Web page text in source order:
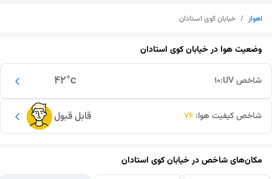
اهواز / خیابان کوی استادان
وضعیت هوا درخیابان کوی استادان
42°c شاخص UV: 10
قابل قبول شاخص کیفیت هوا: 76
مکان‌های شاخص درخیابان کوی استادان